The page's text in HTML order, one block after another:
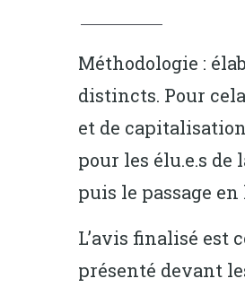
Méthodologie :
distincts. Pour
et de
pour les élu.e.s
puis le passage
L’avis finalisé est
présenté devant